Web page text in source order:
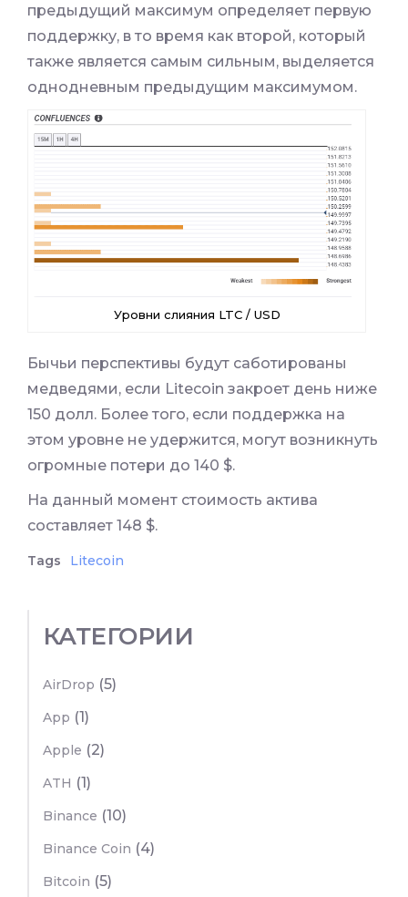
предыдущий максимум определяет первую
поддержку, в то время как второй, который
также является самым сильным, выделяется
однодневным предыдущим максимумом.
Уровни слияния LTC / USD
Бычьи перспективы будут саботированы
медведями, если Litecoin закроет день ниже
150 долл. Более того, если поддержка на
этом уровне не удержится, могут возникнуть
огромные потери до 140 $.
На данный момент стоимость актива
составляет 148 $.
Tags Litecoin
КАТЕГОРИИ
AirDrop (5)
App (1)
Apple (2)
ATH (1)
Binance (10)
Binance Coin (4)
Bitcoin (5)